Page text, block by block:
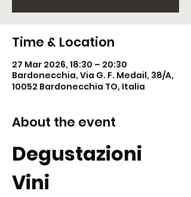
Time & Location
27 Mar 2026, 18:30 – 20:30
Bardonecchia, Via G. F. Medail, 38/A,
10052 Bardonecchia TO, Italia
About the event
Degustazioni
Vini